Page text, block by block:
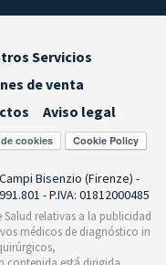
Servicios
de venta
Aviso legal
cookies
Bisenzio (Firenze) -
- P.IVA: 01812000485
Salud relativas a la publicidad
médicos de diagnóstico in